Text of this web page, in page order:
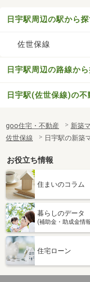
日宇駅周辺の駅から
佐世保線
日宇駅周辺の路線か
日宇駅(佐世保線)の不
goo住宅・不動産 新築
佐世保線
日宇駅の新築
お役立ち情報
住まいのコラム
暮らしのデータ
(補助金・助成金情
住宅ローン